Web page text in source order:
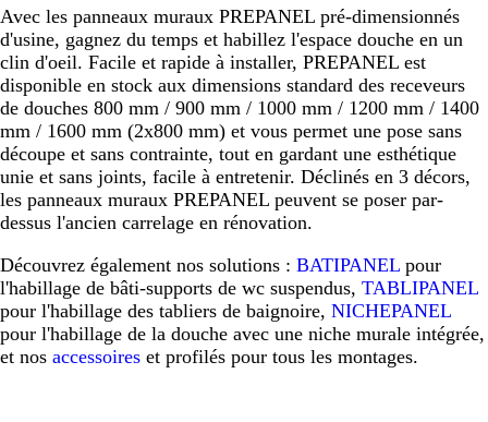
Avec les panneaux muraux PREPANEL pré-dimensionnés
d'usine, gagnez du temps et habillez l'espace douche en un
clin d'oeil. Facile et rapide à installer, PREPANEL est
disponible en stock aux dimensions standard des receveurs
de douches 800 mm / 900 mm / 1000 mm / 1200 mm / 1400
mm / 1600 mm (2x800 mm) et vous permet une pose sans
découpe et sans contrainte, tout en gardant une esthétique
unie et sans joints, facile à entretenir. Déclinés en 3 décors,
les panneaux muraux PREPANEL peuvent se poser par-
dessus l'ancien carrelage en rénovation.
Découvrez également nos solutions : BATIPANEL pour
l'habillage de bâti-supports de wc suspendus, TABLIPANEL
pour l'habillage des tabliers de baignoire, NICHEPANEL
pour l'habillage de la douche avec une niche murale intégrée,
et nos accessoires et profilés pour tous les montages.